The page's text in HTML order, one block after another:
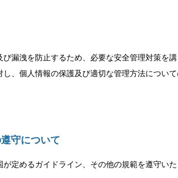
漏洩を防止するため、必要な安全管理対策を
、個人情報の保護及び適切な管理方法につい
守について
定めるガイドライン、その他の規範を遵守いた